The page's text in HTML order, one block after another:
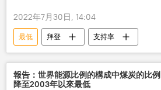
2022年7月30日, 14:04
最低 拜登 支持率
報告：世界能源比例的構成中煤炭的比例
降至2003年以來最低